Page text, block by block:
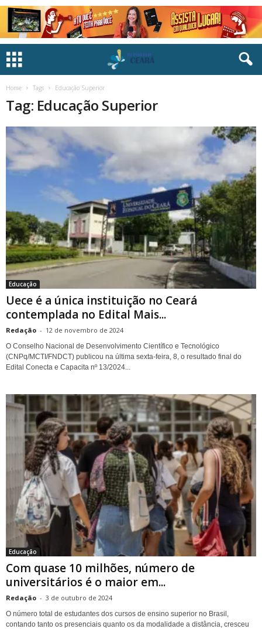
Home Tags Educação Superior
Tag: Educação Superior
Educação
Uece é a única instituição no Ceará
contemplada no Edital Mais...
Redação - 12 de novembro de 2024
O Conselho Nacional de Desenvolvimento Científico e Tecnológico
(CNPq/MCTI/FNDCT) publicou na última sexta-feira, 8, o resultado final do
Edital Conecta e Capacita nº 13/2024...
Educação
Com quase 10 milhões, número de
universitários é o maior em...
Redação - 3 de outubro de 2024
O número total de estudantes dos cursos de ensino superior no Brasil,
contando tanto os presenciais quanto os da modalidade a distância, cresceu